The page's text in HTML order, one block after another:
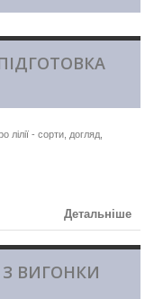
лілії - сорти, догляд,
Детальніше
З ВИГОНКИ